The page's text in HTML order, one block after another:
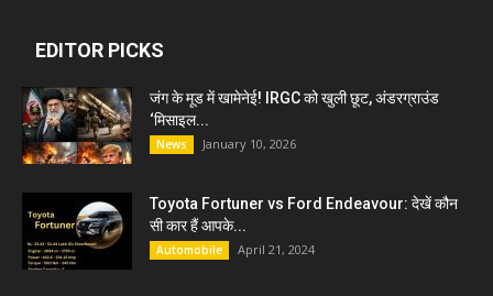
EDITOR PICKS
जंग के मूड में खामेनेई! IRGC को खुली छूट, अंडरग्राउंड
‘मिसाइल...
News January 10, 2026
Toyota Fortuner vs Ford Endeavour: देखें कौन
सी कार हैं आपके...
Automobile April 21, 2024